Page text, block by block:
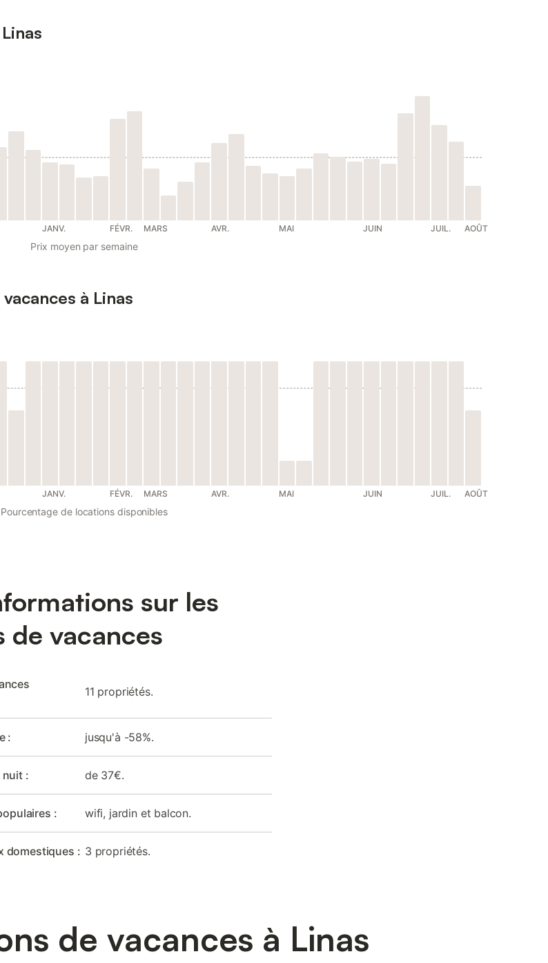
JANV. FÉVR. MARS AVR. MAI JUIN JUIL. AOÛT
Prix moyen par semaine
à Linas
JANV. FÉVR. MARS AVR. MAI JUIN JUIL. AOÛT
Pourcentage de locations disponibles
sur les
de vacances
11 propriétés.
: jusqu'à -58%.
nuit : de 37€.
: wifi, jardin et balcon.
domestiques : 3 propriétés.
de vacances à Linas